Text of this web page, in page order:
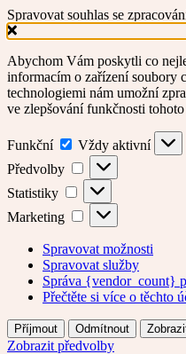
Spravovat souhlas se
Abychom Vám poskytli co
informacím o zařízení soubory
technologiemi nám umožní
ve zlepšování funkčnosti
Funkční Funkční
Vždy aktivní
Předvolby
Předvolby
Statistiky Statistiky
Marketing Marketing
Spravovat možnosti
Spravovat služby
Správa {vendor_count}
Přečtěte si více o těchto
Příjmout Odmítnout
Zobrazit předvolby